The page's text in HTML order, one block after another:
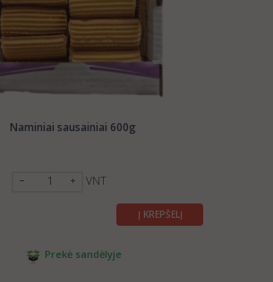
Naminiai sausainiai 600g
VNT
Į KREPŠELĮ
Prekė sandėlyje